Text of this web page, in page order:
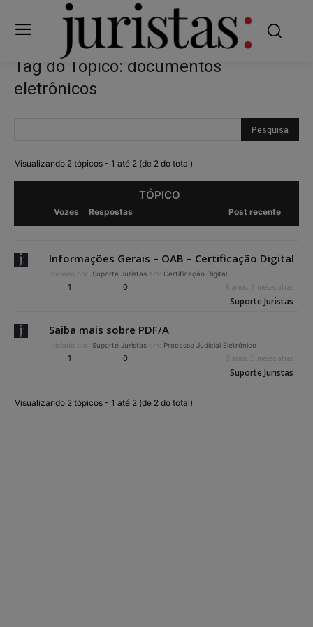
Tag do Tópico: documentos
eletrônicos
Visualizando 2 tópicos - 1 até 2 (de 2 do total)
TÓPICO
Vozes Respostas Post recente
Informações Gerais – OAB – Certificação Digital
Iniciado por: Suporte Juristas em: Certificação Digital
1 0 8 anos, 5 meses atrás
Suporte Juristas
Saiba mais sobre PDF/A
Iniciado por: Suporte Juristas em: Processo Judicial Eletrônico
1 0 8 anos, 5 meses atrás
Suporte Juristas
Visualizando 2 tópicos - 1 até 2 (de 2 do total)